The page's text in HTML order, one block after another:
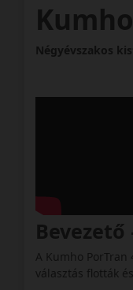
Négyévszakos
A Kumho
választás flották